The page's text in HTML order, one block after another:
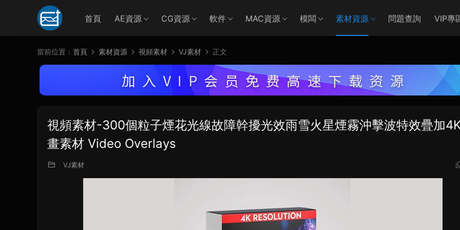
首頁 AE資源 CG資源 軟件 MAC資源 模闆 素材資源 問題查詢 VIP專
當前位置： 首頁 素材資源 視頻素材 VJ素材 正文
視頻素材-300個粒子煙花光線故障幹擾光效雨雪火星煙霧沖擊波特效疊加
畫素材 Video Overlays
VJ素材